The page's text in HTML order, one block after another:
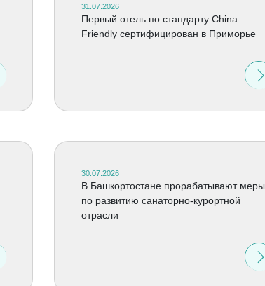
31.07.2026
Первый отель по стандарту China
Friendly сертифицирован в Приморье
30.07.2026
В Башкортостане прорабатывают меры
по развитию санаторно-курортной
отрасли